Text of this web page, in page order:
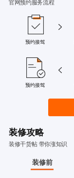
官网预约服务流程
预约接驾
预约接驾
装修攻略
装修干货帖 带你涨知识
装修前